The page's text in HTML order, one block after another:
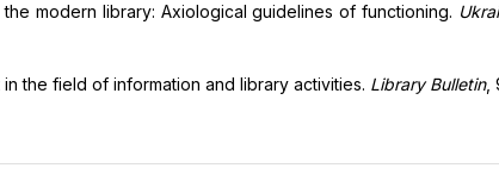
modern library: Axiological guidelines of functioning.
the field of information and library activities. Library Bulletin,